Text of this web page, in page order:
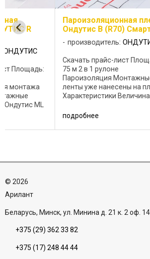
Пароизоляционная пленка
Ондутис B (R70) Смарт
производитель:ОНДУТИС
Скачать прайс-лист Площадь:
75 м 2 в 1 рулоне
Пароизоляция Монтажные
ленты уже нанесены на пленку
Характеристики Величина
Масса, м 2 /г 60±5% Разрывная
нагрузка полоски 50 мм, Н,
Температурный диапазон
35
© 2026
Aрилант
Беларусь, Минск, ул. Минина д. 21 к. 2 оф.
+375 (29) 362 33 82
+375 (17) 248 44 44